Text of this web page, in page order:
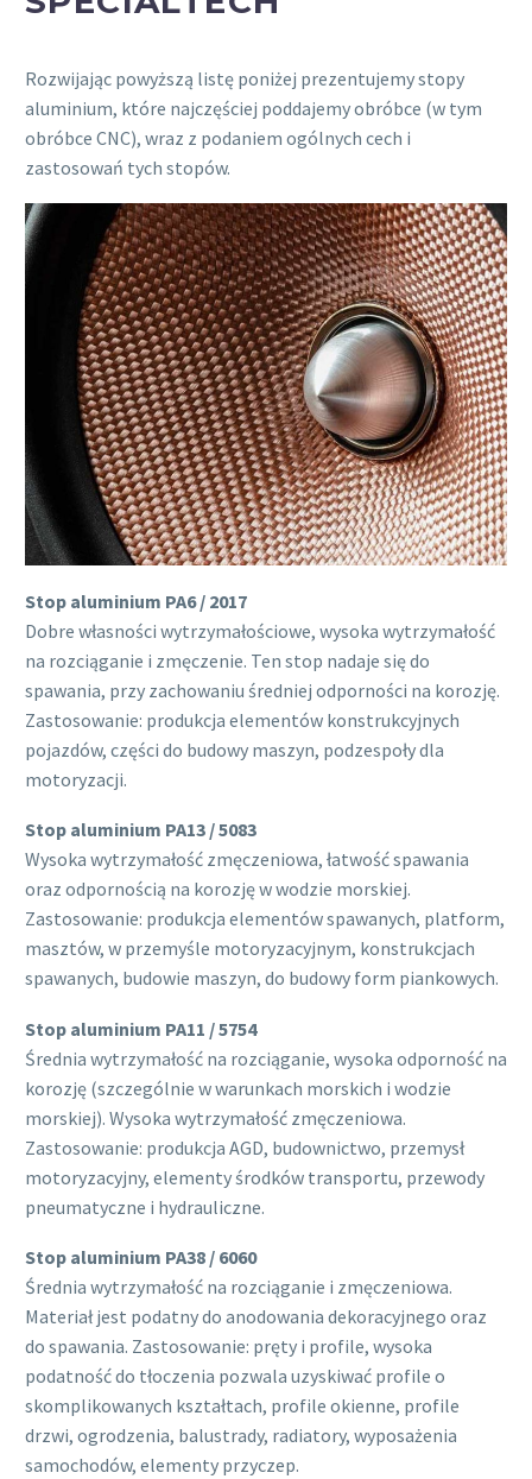
Rozwijając powyższą listę poniżej prezentujemy stopy
aluminium, które najczęściej poddajemy obróbce (w tym
obróbce CNC), wraz z podaniem ogólnych cech i
zastosowań tych stopów.
Stop aluminium PA6 / 2017
Dobre własności wytrzymałościowe, wysoka wytrzymałość
na rozciąganie i zmęczenie. Ten stop nadaje się do
spawania, przy zachowaniu średniej odporności na korozję.
Zastosowanie: produkcja elementów konstrukcyjnych
pojazdów, części do budowy maszyn, podzespoły dla
motoryzacji.
Stop aluminium PA13 / 5083
Wysoka wytrzymałość zmęczeniowa, łatwość spawania
oraz odpornością na korozję w wodzie morskiej.
Zastosowanie: produkcja elementów spawanych, platform,
masztów, w przemyśle motoryzacyjnym, konstrukcjach
spawanych, budowie maszyn, do budowy form piankowych.
Stop aluminium PA11 / 5754
Średnia wytrzymałość na rozciąganie, wysoka odporność na
korozję (szczególnie w warunkach morskich i wodzie
morskiej). Wysoka wytrzymałość zmęczeniowa.
Zastosowanie: produkcja AGD, budownictwo, przemysł
motoryzacyjny, elementy środków transportu, przewody
pneumatyczne i hydrauliczne.
Stop aluminium PA38 / 6060
Średnia wytrzymałość na rozciąganie i zmęczeniowa.
Materiał jest podatny do anodowania dekoracyjnego oraz
do spawania. Zastosowanie: pręty i profile, wysoka
podatność do tłoczenia pozwala uzyskiwać profile o
skomplikowanych kształtach, profile okienne, profile
drzwi, ogrodzenia, balustrady, radiatory, wyposażenia
samochodów, elementy przyczep.